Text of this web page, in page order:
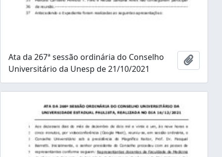
Ata da 267ª sessão ordinária do Conselho
Universitário da Unesp de 21/10/2021